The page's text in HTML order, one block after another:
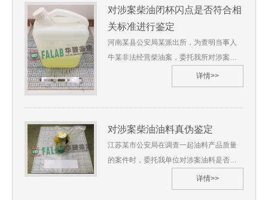
受理了此鉴定。 苏华碧[2021]质鉴字第***
号 1.委托单位：河南某县公安局某派出所
料： （1）样品清单 （2）鉴定委托书
（3）笔录单 5.鉴定地点：苏州华碧 安徽
果（略） 8.鉴定过程图片
对涉案柴油闭杯闪点是否符合相
关标准进行鉴定
河南某县公安局某派出所，为查明当事人
牛某非法经营柴油案，委托我所对涉案柴
油闭杯闪点进行鉴定，从而判断是否达是
车用柴油，我所受理了此鉴定。 苏华碧
油闭杯闪点是否符合相关标准3.委托日期：
2023年1月 4.鉴定材料： （1）样品清单
（2）鉴定委托书 （3）笔录单 5.鉴定地
点：苏州华碧 河南省6.鉴定过程（略） 7.
综合分析及检验结果（略） 8.鉴定过程图
详情>>
对涉案柴油油料真伪鉴定
江苏某市公安局在调查一起油料产品质量
的案件时，委托我单位对涉案油料是否是
柴油，以及油料是否符合相关标准要求进
行鉴定，我单位受理了此委托。 苏华碧
详情>>